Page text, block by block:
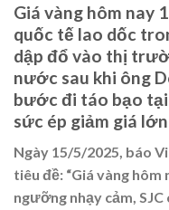
Giá vàng hôm
quốc tế lao dốc
dập đổ vào thị
nước sau khi ông
bước đi táo bạo tại
sức ép giảm giá
Ngày 15/5/2025, báo
tiêu đề: “Giá vàng
ngưỡng nhạy cảm,